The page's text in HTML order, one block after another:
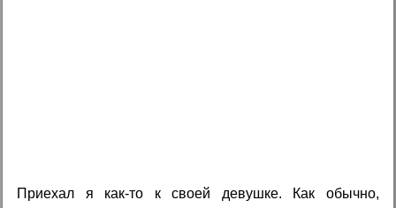
Приехал я как-то к своей девушке. Как обычно,